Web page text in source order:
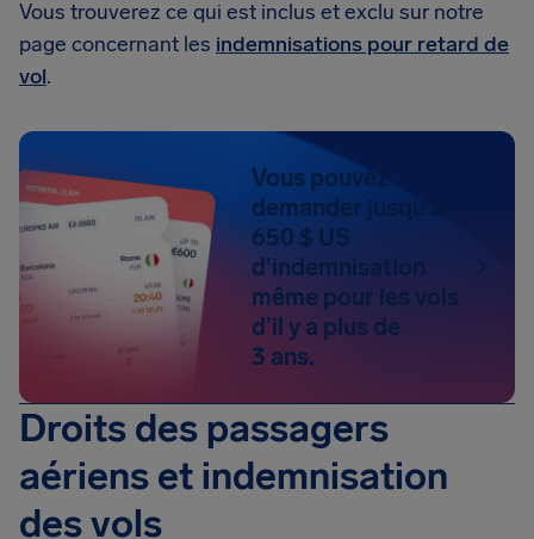
Vous trouverez ce qui est inclus et exclu sur notre
page concernant les indemnisations pour retard de
vol.
Vous pouvez
demander jusqu’à
650 $ US
d’indemnisation
même pour les vols
d’il y a plus de
3 ans.
Droits des passagers
aériens et indemnisation
des vols